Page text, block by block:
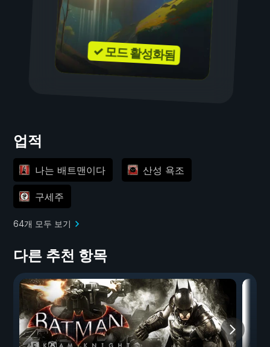
✓ 모드 활성화됨
업적
나는 배트맨이다 산성 욕조
구세주
64개 모두 보기
다른 추천 항목